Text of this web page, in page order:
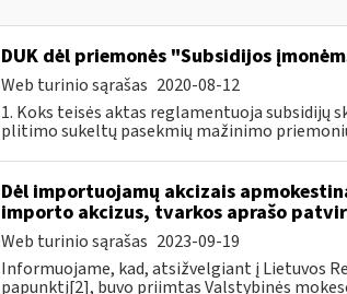
DUK dėl priemonės "Subsidijos
Web turinio sąrašas 2020-08-12
1. Koks teisės aktas reglamentuoja subsidijų
plitimo sukeltų pasekmių mažinimo
Dėl importuojamų akcizais
importo akcizus, tvarkos aprašo
Web turinio sąrašas 2023-09-19
Informuojame, kad, atsižvelgiant į Lietuvos
papunktį[2], buvo priimtas Valstybinės